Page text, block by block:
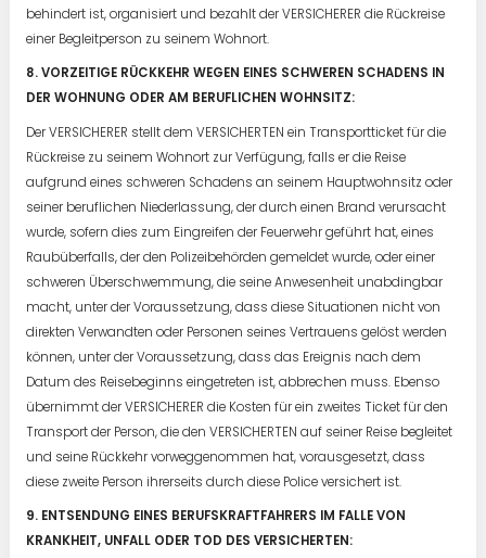
behindert ist, organisiert und bezahlt der VERSICHERER die Rückreise
einer Begleitperson zu seinem Wohnort.
8. VORZEITIGE RÜCKKEHR WEGEN EINES SCHWEREN SCHADENS IN
DER WOHNUNG ODER AM BERUFLICHEN WOHNSITZ:
Der VERSICHERER stellt dem VERSICHERTEN ein Transportticket für die
Rückreise zu seinem Wohnort zur Verfügung, falls er die Reise
aufgrund eines schweren Schadens an seinem Hauptwohnsitz oder
seiner beruflichen Niederlassung, der durch einen Brand verursacht
wurde, sofern dies zum Eingreifen der Feuerwehr geführt hat, eines
Raubüberfalls, der den Polizeibehörden gemeldet wurde, oder einer
schweren Überschwemmung, die seine Anwesenheit unabdingbar
macht, unter der Voraussetzung, dass diese Situationen nicht von
direkten Verwandten oder Personen seines Vertrauens gelöst werden
können, unter der Voraussetzung, dass das Ereignis nach dem
Datum des Reisebeginns eingetreten ist, abbrechen muss. Ebenso
übernimmt der VERSICHERER die Kosten für ein zweites Ticket für den
Transport der Person, die den VERSICHERTEN auf seiner Reise begleitet
und seine Rückkehr vorweggenommen hat, vorausgesetzt, dass
diese zweite Person ihrerseits durch diese Police versichert ist.
9. ENTSENDUNG EINES BERUFSKRAFTFAHRERS IM FALLE VON
KRANKHEIT, UNFALL ODER TOD DES VERSICHERTEN: